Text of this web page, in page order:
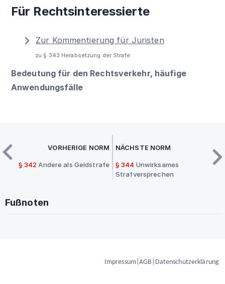
Für Rechtsinteressierte
Zur Kommentierung für Juristen
zu § 343 Herabsetzung der Strafe
Bedeutung für den Rechtsverkehr, häufige
Anwendungsfälle
VORHERIGE NORM
§ 342 Andere als Geldstrafe
NÄCHSTE NORM
§ 344 Unwirksames
Strafversprechen
Fußnoten
Impressum|AGB Datenschutzerklärung